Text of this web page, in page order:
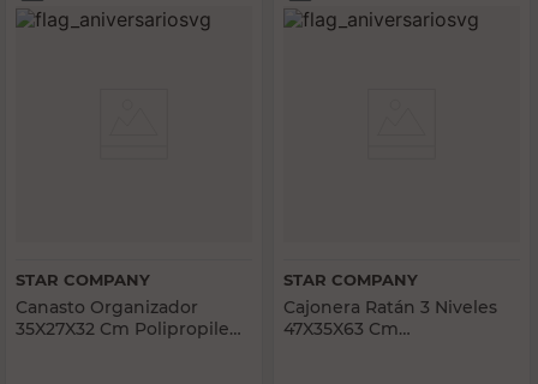
STAR COMPANY
Canasto Organizador
35X27X32 Cm Polipropileno
STAR COMPANY
Cajonera Ratán 3 Niveles
47X35X63 Cm